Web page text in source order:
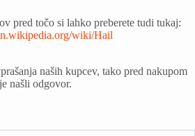
pred točo si lahko preberete tudi tukaj:
wiki/Hail
naših kupcev, tako pred nakupom
našli odgovor.